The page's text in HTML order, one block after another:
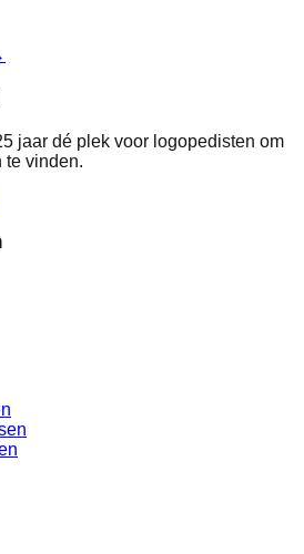
jaar dé plek voor logopedisten om
te vinden.